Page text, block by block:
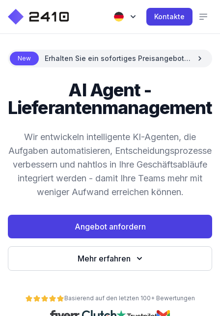
Kontakte
New
Erhalten Sie ein sofortiges Preisangebot
AI Agent -
Lieferantenmanagement
Wir entwickeln intelligente KI-Agenten, die
Aufgaben automatisieren, Entscheidungsprozesse
verbessern und nahtlos in Ihre Geschäftsabläufe
integriert werden - damit Ihre Teams mehr mit
weniger Aufwand erreichen können.
Angebot anfordern
Mehr erfahren
Basierend auf den letzten 100+ Bewertungen